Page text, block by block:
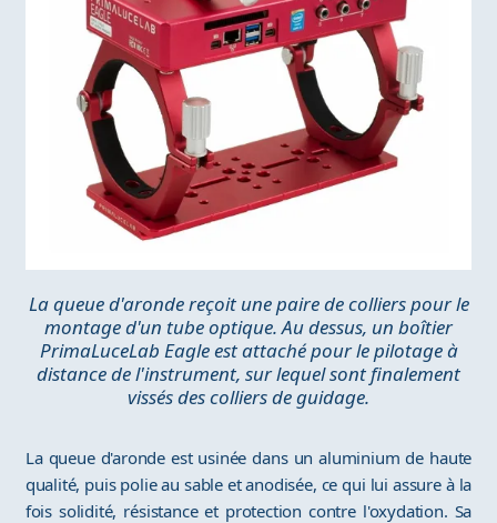
La queue d'aronde reçoit une paire de colliers pour le
montage d'un tube optique. Au dessus, un boîtier
PrimaLuceLab Eagle est attaché pour le pilotage à
distance de l'instrument, sur lequel sont finalement
vissés des colliers de guidage.
La queue d'aronde est usinée dans un aluminium de haute
qualité, puis polie au sable et anodisée, ce qui lui assure à la
fois solidité, résistance et protection contre l'oxydation. Sa